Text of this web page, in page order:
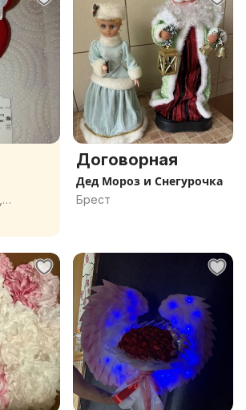
Договорная
Дед Мороз и Снегурочка
Брест